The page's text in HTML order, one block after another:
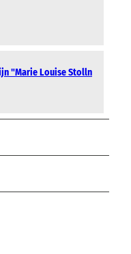
"Marie Louise Stolln